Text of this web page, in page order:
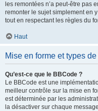
les remontées n’a peut-être pas
remonter le sujet simplement en
tout en respectant les règles du
Haut
Mise en forme et types
Qu’est-ce que le BBCode ?
Le BBCode est une
meilleur contrôle sur la mise en
est déterminée par les
la désactiver sur chaque